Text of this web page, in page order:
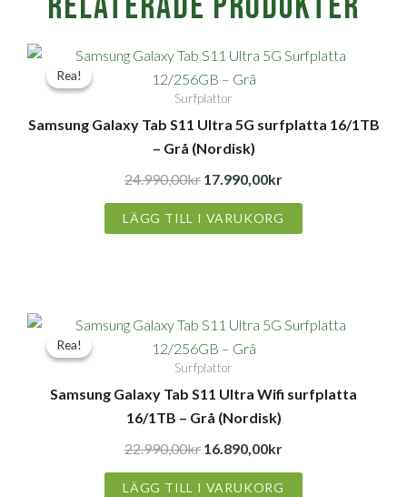
Rea!
Rea!
Surfplattor
Samsung Galaxy Tab S11 Ultra 5G surfplatta 16/1TB
– Grå (Nordisk)
24.990,00kr
Det
ursprungliga
priset
var:
24.990,00kr.
17.990,00kr
Det
är:
LÄGG TILL I VARUKORG
Rea!
Rea!
Surfplattor
Samsung Galaxy Tab S11 Ultra Wifi surfplatta
16/1TB – Grå (Nordisk)
22.990,00kr
Det
ursprungliga
priset
var:
22.990,00kr.
16.890,00kr
Det
är:
LÄGG TILL I VARUKORG